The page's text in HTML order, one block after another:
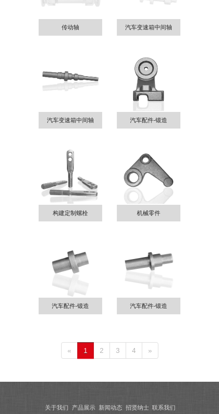
传动轴 汽车变速箱中间轴
汽车变速箱中间轴 汽车配件-锻造
构建定制螺栓 机械零件
汽车配件-锻造 汽车配件-锻造
« 1 2 3 4 »
关于我们 产品展示 新闻动态 招贤纳士 联系我们